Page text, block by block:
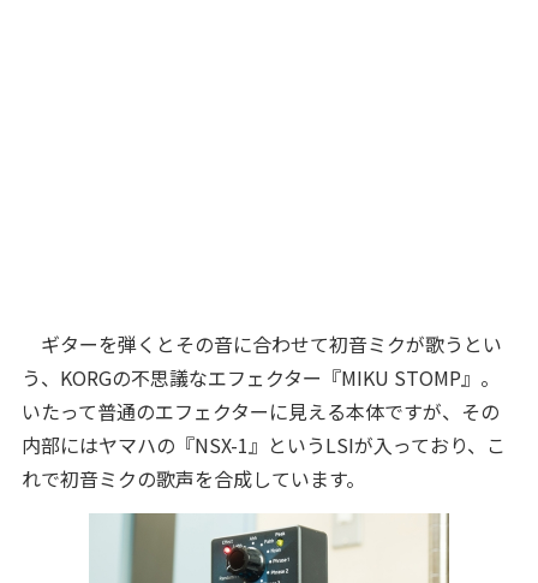
ギターを弾くとその音に合わせて初音ミクが歌うとい
う、KORGの不思議なエフェクター『MIKU STOMP』。
いたって普通のエフェクターに見える本体ですが、その
内部にはヤマハの『NSX-1』というLSIが入っており、こ
れで初音ミクの歌声を合成しています。